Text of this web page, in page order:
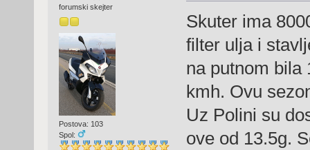
forumski skejter
Postova: 103
Spol:
Skuter ima
filter ulja i
na putnom bila
kmh. Ovu
Uz Polini su
ove od 13.5g.